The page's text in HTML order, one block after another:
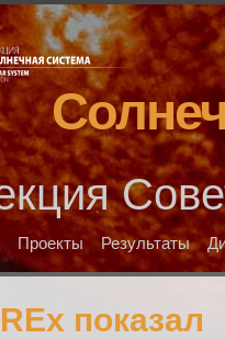
Проекты Результаты
показал